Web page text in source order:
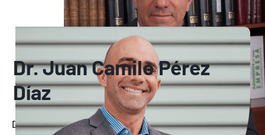
Dr. Juan Camilo Pérez
Díaz
Desde el año 2008 el Doctor Pérez Díaz asumió la